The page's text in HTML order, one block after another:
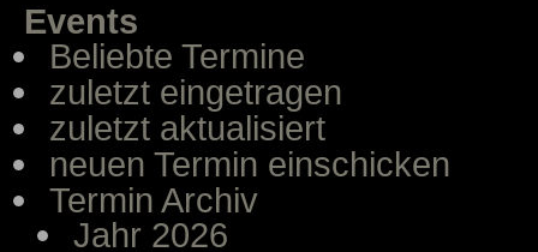
Events
Beliebte Termine
zuletzt eingetragen
zuletzt aktualisiert
neuen Termin einschicken
Termin Archiv
Jahr 2026